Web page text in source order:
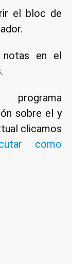
el bloc de
notas en el
sobre el y
clicamos
como